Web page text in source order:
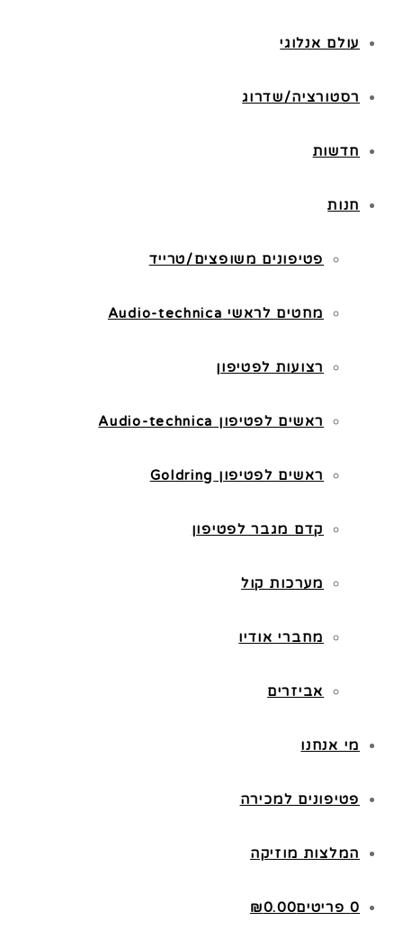
עולם אנלוגי
רסטורציה/שדרוג
חדשות
חנות
פטיפונים משופצים/טרייד
מחטים לראשי Audio-technica
רצועות לפטיפון
ראשים לפטיפון Audio-technica
ראשים לפטיפון Goldring
קדם מגבר לפטיפון
מערכות קול
מחברי אודיו
אביזרים
מי אנחנו
פטיפונים למכירה
המלצות מוזיקה
0 פריטים ₪0.00